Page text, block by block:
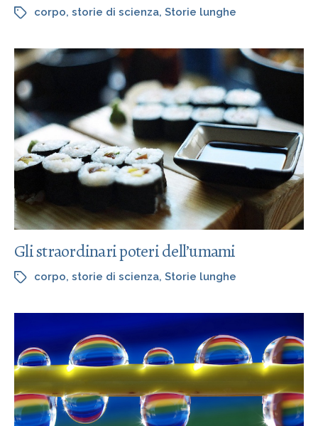
corpo, storie di scienza, Storie lunghe
Gli straordinari poteri dell’umami
corpo, storie di scienza, Storie lunghe